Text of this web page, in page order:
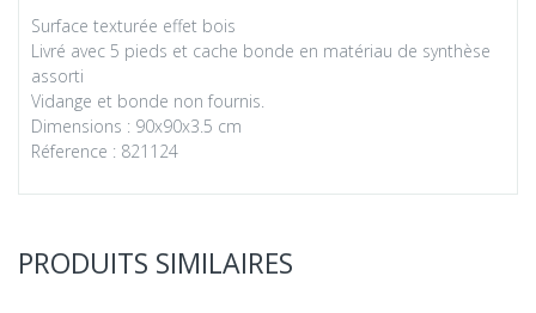
Surface texturée effet bois
Livré avec 5 pieds et cache bonde en matériau de synthèse
assorti
Vidange et bonde non fournis.
Dimensions : 90x90x3.5 cm
Réference : 821124
PRODUITS SIMILAIRES